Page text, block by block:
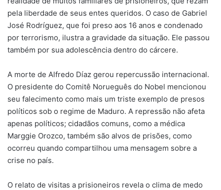
pela liberdade de seus entes queridos. O caso de Gabriel
José Rodríguez, que foi preso aos 16 anos e condenado
por terrorismo, ilustra a gravidade da situação. Ele passou
também por sua adolescência dentro do cárcere.
A morte de Alfredo Díaz gerou repercussão internacional.
O presidente do Comitê Norueguês do Nobel mencionou
seu falecimento como mais um triste exemplo de presos
políticos sob o regime de Maduro. A repressão não afeta
apenas políticos; cidadãos comuns, como a médica
Marggie Orozco, também são alvos de prisões, como
ocorreu quando compartilhou uma mensagem sobre a
crise no país.
O relato de visitas a prisioneiros revela o clima de medo